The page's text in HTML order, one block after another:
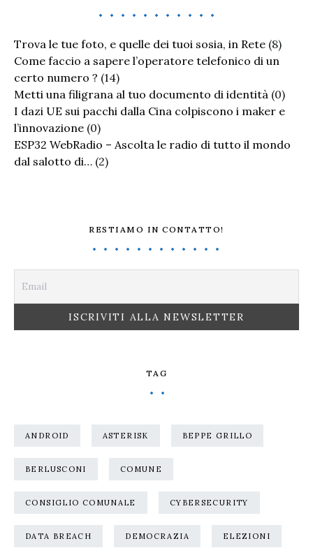
Trova le tue foto, e quelle dei tuoi sosia, in Rete (8)
Come faccio a sapere l’operatore telefonico di un
certo numero ? (14)
Metti una filigrana al tuo documento di identità (0)
I dazi UE sui pacchi dalla Cina colpiscono i maker e
l’innovazione (0)
ESP32 WebRadio – Ascolta le radio di tutto il mondo
dal salotto di… (2)
RESTIAMO IN CONTATTO!
TAG
ANDROID ASTERISK BEPPE GRILLO
BERLUSCONI COMUNE
CONSIGLIO COMUNALE CYBERSECURITY
DATA BREACH DEMOCRAZIA ELEZIONI